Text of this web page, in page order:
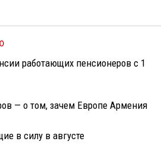
работающих пенсионеров с 1
— о том, зачем Европе Армения
в силу в августе